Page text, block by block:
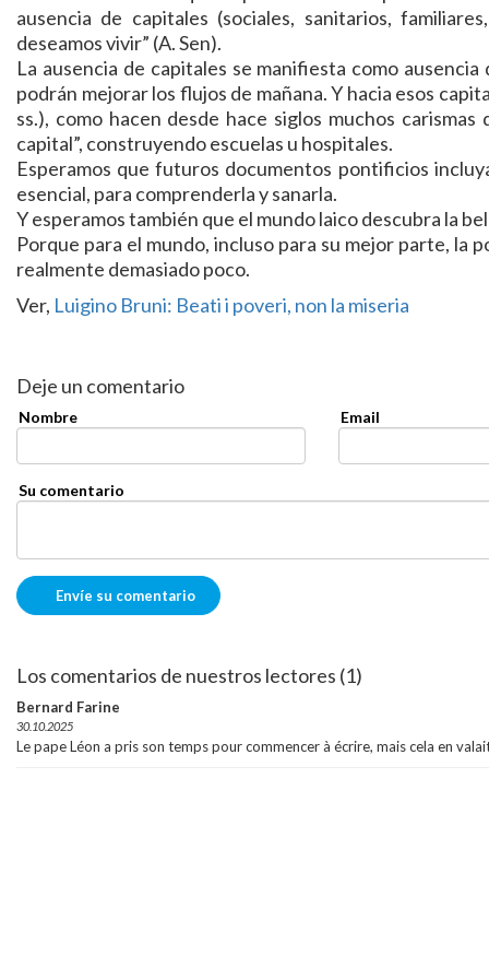
ausencia de capitales (sociales, sanitarios,
deseamos vivir” (A. Sen).
La ausencia de capitales se manifiesta como
podrán mejorar los flujos de mañana. Y hacia esos
ss.), como hacen desde hace siglos muchos
capital”, construyendo escuelas u hospitales.
Esperamos que futuros documentos pontificios
esencial, para comprenderla y sanarla.
Y esperamos también que el mundo laico descubra la
Porque para el mundo, incluso para su mejor parte, la
realmente demasiado poco.
Ver, Luigino Bruni: Beati i poveri, non la miseria
Deje un comentario
Nombre Email
Su comentario
Los comentarios de nuestros lectores (1)
Bernard Farine
30.10.2025
Le pape Léon a pris son temps pour commencer à écrire, mais cela en